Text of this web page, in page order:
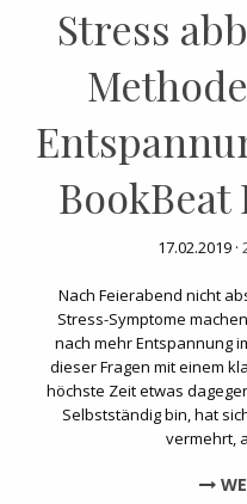
Stress
17.02.2019 ·
Nach Feierabend nicht
Stress-Symptome
nach mehr Entspannung
dieser Fragen mit einem
höchste Zeit etwas
Selbstständig bin, hat
vermehrt,